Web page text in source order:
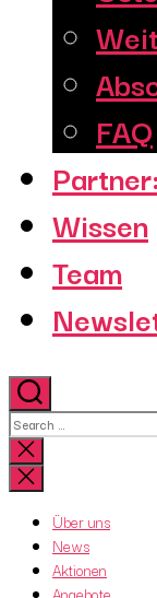
FAQ
Wissen
Team
Search
for:Close
search
Über uns
News
Aktionen